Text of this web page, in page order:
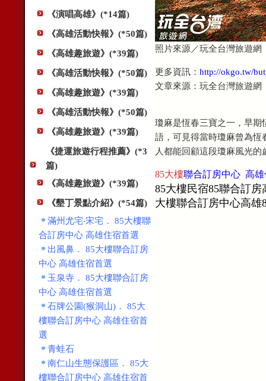
《演唱高雄》(*14篇)
《高雄活動快報》(*50篇)
《高雄趣旅遊》(*39篇)
《高雄活動快報》(*50篇)
《高雄趣旅遊》(*39篇)
《高雄活動快報》(*50篇)
《高雄趣旅遊》(*39篇)
《捷運旅遊行程推薦》(*3
篇)
《高雄趣旅遊》(*39篇)
《墾丁景點介紹》(*54篇)
滿州尤宅‧宋宅． 85大樓聯
合訂房中心 高雄住宿首選
出風鼻． 85大樓聯合訂房
中心 高雄住宿首選
玉泉寺． 85大樓聯合訂房
中心 高雄住宿首選
石牌公園(猴洞山)． 85大
樓聯合訂房中心 高雄住宿首
選
青蛙石
南仁山生態保護區． 85大
樓聯合訂房中心 高雄住宿首
照片來源／玩全台灣旅遊網
更多資訊： http://okgo.tw/
文章來源：玩全台灣旅遊網
瓊麻是恆春三寶之一，早期
語，可見得當時瓊麻曾為恆
人都能回顧這段瓊麻風光
85大樓聯合訂房中心 高
85大樓民宿85聯合訂
大樓聯合訂房中心高